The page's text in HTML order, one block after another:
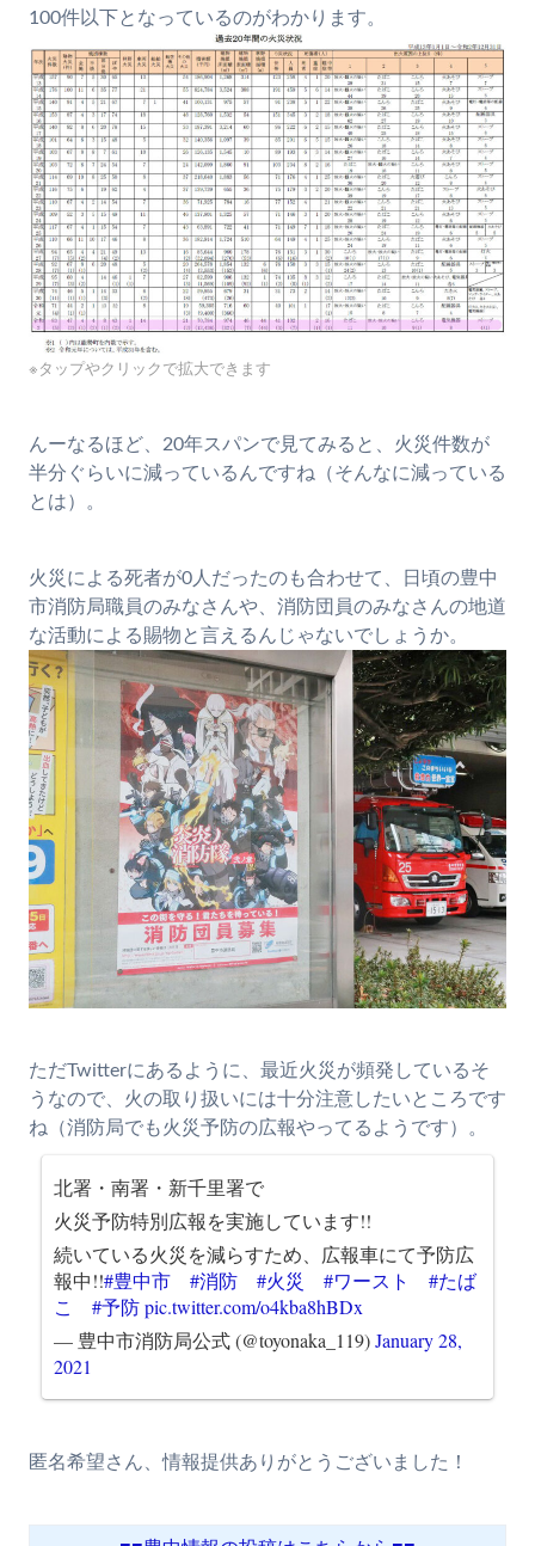
100件以下となっているのがわかります。
※タップやクリックで拡大できます
んーなるほど、20年スパンで見てみると、火災件数が
半分ぐらいに減っているんですね（そんなに減っている
とは）。
火災による死者が0人だったのも合わせて、日頃の豊中
市消防局職員のみなさんや、消防団員のみなさんの地道
な活動による賜物と言えるんじゃないでしょうか。
ただTwitterにあるように、最近火災が頻発しているそ
うなので、火の取り扱いには十分注意したいところです
ね（消防局でも火災予防の広報やってるようです）。
北署・南署・新千里署で
火災予防特別広報を実施しています!!
続いている火災を減らすため、広報車にて予防広
報中!!#豊中市 #消防 #火災 #ワースト
#たば
こ
#予防pic.twitter.com/o4kba8hBDx
— 豊中市消防局公式 (@toyonaka_119)January 28,
2021
匿名希望さん、情報提供ありがとうございました！